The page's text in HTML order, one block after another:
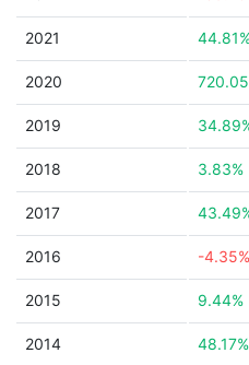
2021
2020
2019
2018 3.83%
2017
2016 -4.35%
2015 9.44%
2014 48.17%